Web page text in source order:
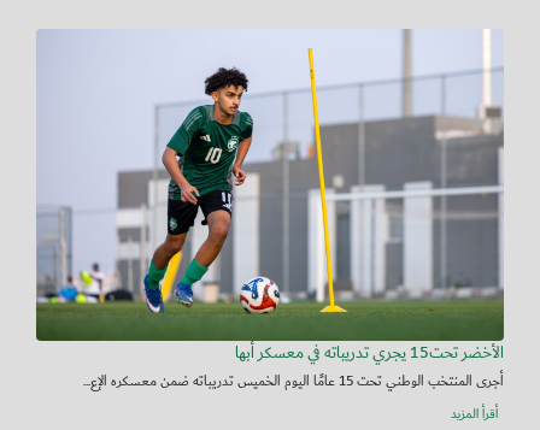
الأخضر تحت15 يجري تدريباته في معسكر أبها
أجرى المنتخب الوطني تحت 15 عامًا اليوم الخميس تدريباته ضمن معسكره الإع...
أقرأ المزيد